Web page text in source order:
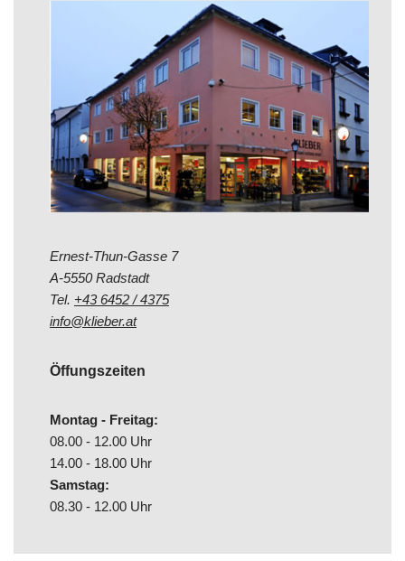
Ernest-Thun-Gasse 7
A-5550 Radstadt
Tel. +43 6452 / 4375
info@klieber.at
Öffungszeiten
Montag - Freitag:
08.00 - 12.00 Uhr
14.00 - 18.00 Uhr
Samstag:
08.30 - 12.00 Uhr